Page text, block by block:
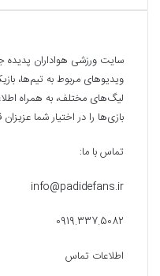
سایت ورزشی هواداران پدیده
ویدیوهای مربوط به تیم‌ها،
لیگ‌های مختلف، به همراه
بازی‌ها را در اختیار شما
تماس با ما:
info@padidefans.ir
0919.337.5082
اطلاعات تماس